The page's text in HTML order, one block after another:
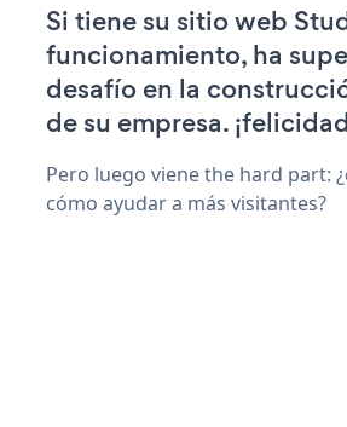
Si tiene su sitio web
funcionamiento, ha
desafío en la
de su empresa.
Pero luego viene the hard part:
cómo ayudar a más visitantes?